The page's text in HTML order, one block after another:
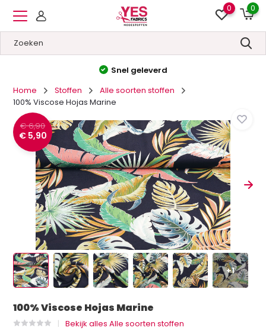
0 0
Hoge kwaliteit&Lage prijzen
Home
Stoffen
Alle soorten stoffen
100% Viscose Hojas Marine
€ 6,90
€ 5,90
+1
100% Viscose Hojas Marine
Bekijk alles Alle soorten stoffen